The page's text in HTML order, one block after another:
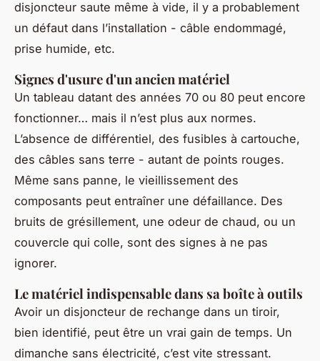
disjoncteur saute même à vide, il y a probablement
un défaut dans l’installation - câble endommagé,
prise humide, etc.
Signes d'usure d'un ancien matériel
Un tableau datant des années 70 ou 80 peut encore
fonctionner… mais il n’est plus aux normes.
L’absence de différentiel, des fusibles à cartouche,
des câbles sans terre - autant de points rouges.
Même sans panne, le vieillissement des
composants peut entraîner une défaillance. Des
bruits de grésillement, une odeur de chaud, ou un
couvercle qui colle, sont des signes à ne pas
ignorer.
Le matériel indispensable dans sa boîte à outils
Avoir un disjoncteur de rechange dans un tiroir,
bien identifié, peut être un vrai gain de temps. Un
dimanche sans électricité, c’est vite stressant.